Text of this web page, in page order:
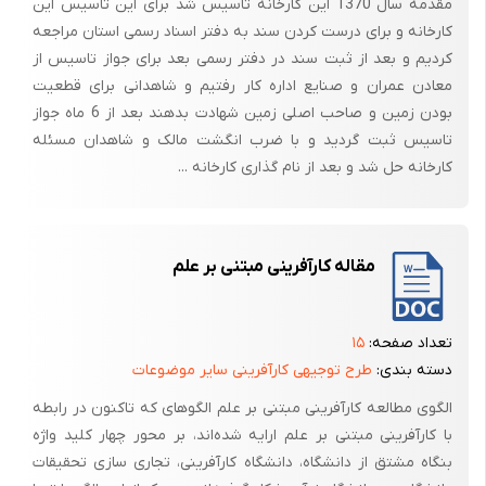
آمپر 300 ژاپن
پرس های
هیدرولیک
آمپر ژاپن 000/000/500/3
000/000/7
جمع 7
000/000/000/6
000/500/19
(جداول در فایل اصلی موجود است )
مقدمه سال 1370 این کارخانه تاسیس شد برای این تاسیس این
کارخانه و برای درست کردن سند به دفتر اسناد رسمی استان مراجعه
کردیم و بعد از ثبت سند در دفتر رسمی بعد برای جواز تاسیس از
معادن عمران و صنایع اداره کار رفتیم و شاهدانی برای قطعیت
بودن زمین و صاحب اصلی زمین شهادت بدهند بعد از 6 ماه جواز
تاسیس ثبت گردید و با ضرب انگشت مالک و شاهدان مسئله
کارخانه حل شد و بعد از نام گذاری کارخانه ...
مقاله کارآفرینی مبتنی بر علم
تعداد صفحه: ۱۵
دسته بندی: طرح توجیهی کارآفرینی سایر موضوعات
الگوی مطالعه کارآفرینی مبتنی بر علم الگوهای که تاکنون در رابطه
با کارآفرینی مبتنی بر علم ارایه شده‌اند، بر محور چهار کلید واژه
بنگاه مشتق از دانشگاه، دانشگاه کارآفرینی، تجاری سازی تحقیقات